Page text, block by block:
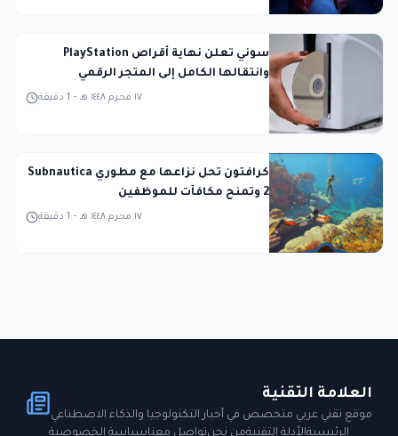
سوني تعلن نهاية أقراص PlayStation
وانتقالها الكامل إلى المتجر الرقمي
1 دقيقة - ١٧ محرم ١٤٤٨ هـ
كرافتون تحل نزاعها مع مطوري Subnautica
2 وتمنح مكافآت للموظفين
1 دقيقة - ١٧ محرم ١٤٤٨ هـ
العلامة التقنية
موقع تقني عربي متخصص في أخبار التكنولوجيا والذكاء الاصطناعي
الرئيسيةالأدلة التقنيةمن نحنتواصل معناسياسة الخصوصية